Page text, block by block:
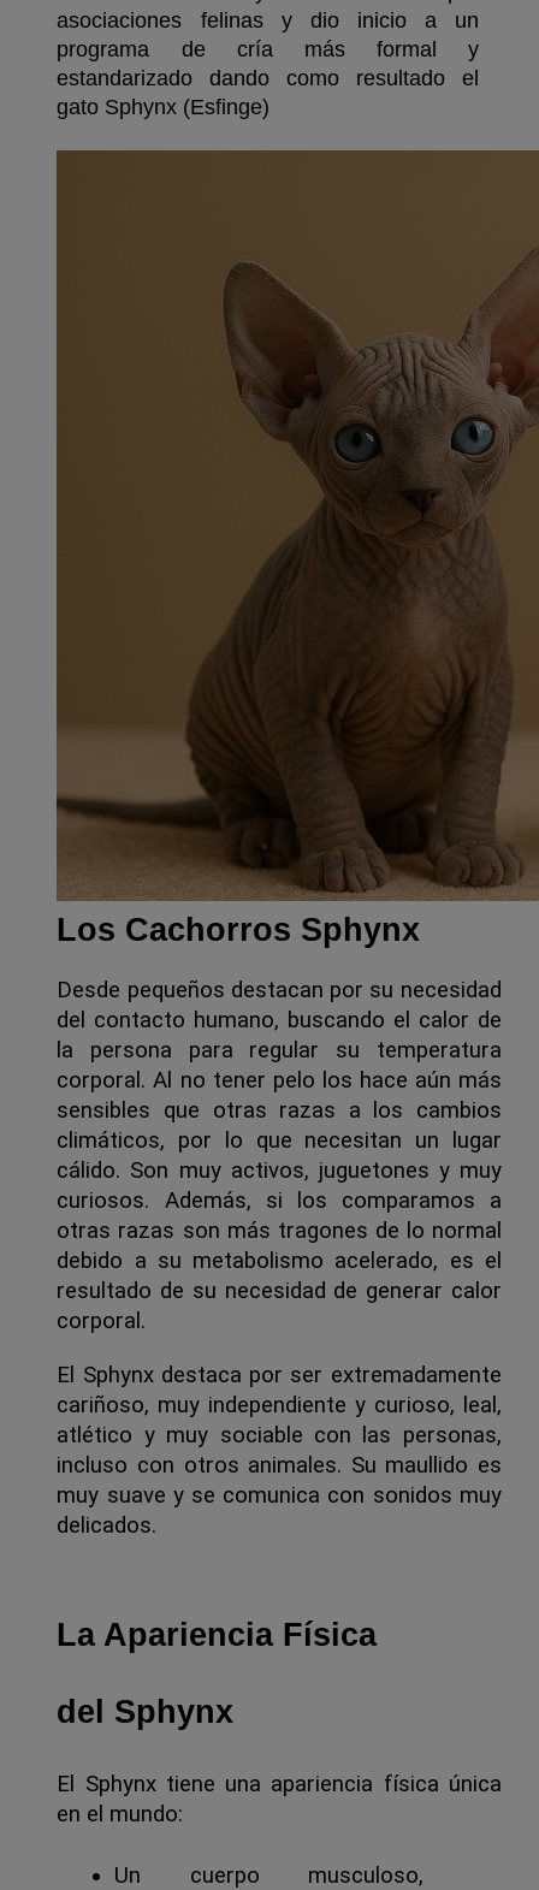
asociaciones felinas y dio inicio a un
programa de cría más formal y
estandarizado dando como resultado el
gato Sphynx (Esfinge)
Los Cachorros Sphynx
Desde pequeños destacan por su necesidad
del contacto humano, buscando el calor de
la persona para regular su temperatura
corporal. Al no tener pelo los hace aún más
sensibles que otras razas a los cambios
climáticos, por lo que necesitan un lugar
cálido. Son muy activos, juguetones y muy
curiosos. Además, si los comparamos a
otras razas son más tragones de lo normal
debido a su metabolismo acelerado, es el
resultado de su necesidad de generar calor
corporal.
El Sphynx destaca por ser extremadamente
cariñoso, muy independiente y curioso, leal,
atlético y muy sociable con las personas,
incluso con otros animales. Su maullido es
muy suave y se comunica con sonidos muy
delicados.
La Apariencia Física
del Sphynx
El Sphynx tiene una apariencia física única
en el mundo:
Un cuerpo musculoso,